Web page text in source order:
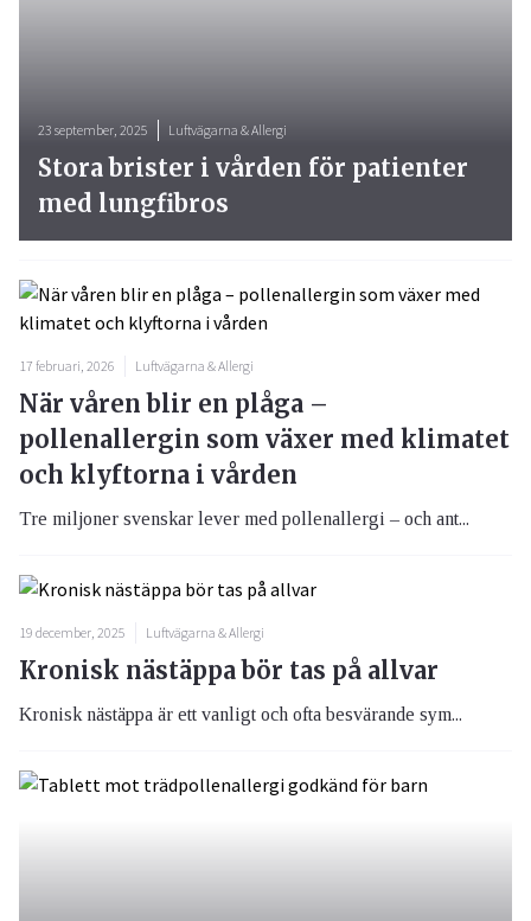
17 februari, 2026 Luftvägarna & Allergi
När våren blir en plåga –
pollenallergin som växer med klimatet
och klyftorna i vården
Tre miljoner svenskar lever med pollenallergi – och ant...
19 december, 2025 Luftvägarna & Allergi
Kronisk nästäppa bör tas på allvar
Kronisk nästäppa är ett vanligt och ofta besvärande sym...
23 september, 2025 Luftvägarna & Allergi
Stora brister i vården för patienter
med lungfibros